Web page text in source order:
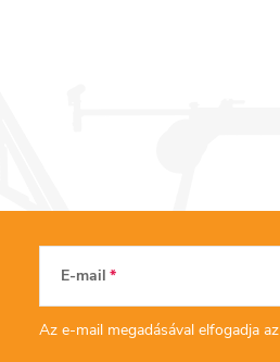
E-mail
Az e-mail megadásával elfogadja az